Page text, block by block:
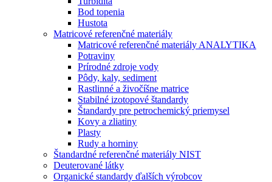
Bod topenia
Hustota
Matricové referenčné materiály
Matricové referenčné materiály ANALYTIKA
Potraviny
Prírodné zdroje vody
Pôdy, kaly, sediment
Rastlinné a živočíšne matrice
Stabilné izotopové štandardy
Štandardy pre petrochemický priemysel
Kovy a zliatiny
Plasty
Rudy a horniny
Štandardné referenčné materiály NIST
Deuterované látky
Organické standardy ďalších výrobcov